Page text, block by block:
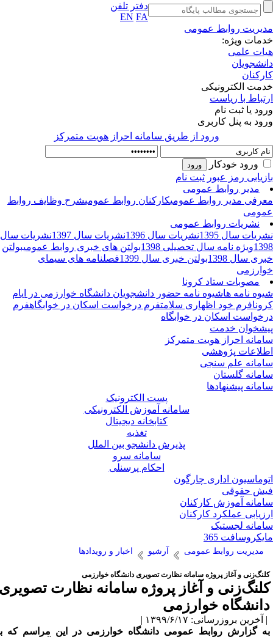
دفتر تلفن
EN FA
روابط عمومی
ویژه:
علمی
الکترونیکی
با ریاست
یا ثبت نام
به پنل کاربری
ورود از طريق سامانه احراز هويت متمركز
ورود خودکار
رمز عبور ثبت نام
مدیر روابط عمومی
مدیر روابط عمومیکارکنان روابط عمومیشرح وظایف روابط
نشریات روابط عمومی
سال 1395
نشریات سال 1396 نشریات سال 1397
نشریات سال
ویژه نامه سال تحصیلی 1398 بولتن های خبری روابط عمومیبولتن
سال 1398
بولتن خبری سال 1399
فصلنامه های سیمای
مصوبات ستاد کرونا
نامه هاشیوه نامه حضور دانشجویان دانشگاه خوارزمی در ایام
فرم خود اظهاری سلامتفرم درخواست اسکان در خوابگاهفرم
اسکان در خوابگاه
خدمت
احراز هویت متمرکز
پژوهشی
علم سنجی
گلستان
پیشنهادها
پست الکترونیک
سامانه آموزش الکترونیکی
کتابخانه دیجیتال
تغذیه
پذیرش دانشجو بین الملل
سامانه سرو
احکام پرسنلی
اداری چارگون
حقوقی
آموزش کارکنان
عملکرد کارکنان
لجستیک
365
مدیریت روابط عمومی آرشیو اخبار و رویدادها
و آغاز پروژه سامانه نظارت تصویری دانشگاه خوارزمی
و آغاز پروژه سامانه نظارت تصویری
خوارزمی
بروزرسانی: ۱۳۹۹/۶/۱۷ |
گزارش روابط عمومی دانشگاه خوارزمی در این مراسم که با